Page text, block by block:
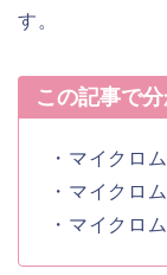
す。
この記事で
・マイクロ
・マイクロ
・マイクロ